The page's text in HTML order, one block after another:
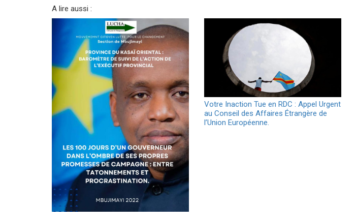
A lire aussi :
Votre Inaction Tue en RDC : Appel Urgent
au Conseil des Affaires Étrangère de
l’Union Européenne.